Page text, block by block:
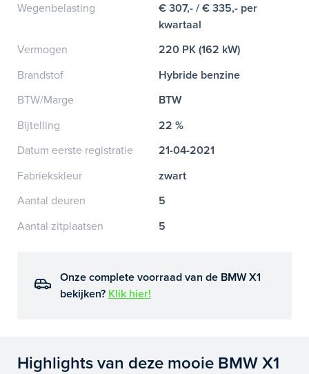
Wegenbelasting
€ 307,- / € 335,- per
kwartaal
Vermogen
220 PK (162 kW)
Brandstof
Hybride benzine
BTW/Marge
BTW
Bijtelling
22 %
Datum eerste registratie
21-04-2021
Fabriekskleur
zwart
Aantal deuren
5
Aantal zitplaatsen
5
Onze complete voorraad van de BMW X1
bekijken? Klik hier!
Highlights van deze mooie BMW X1